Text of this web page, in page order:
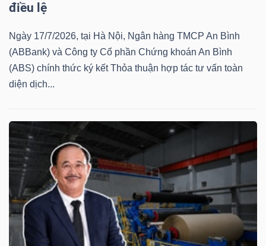
điều lệ
Ngày 17/7/2026, tại Hà Nội, Ngân hàng TMCP An Bình
(ABBank) và Công ty Cổ phần Chứng khoán An Bình
(ABS) chính thức ký kết Thỏa thuận hợp tác tư vấn toàn
diện dịch...
Sách
tài
chính
Công
đầu
tư